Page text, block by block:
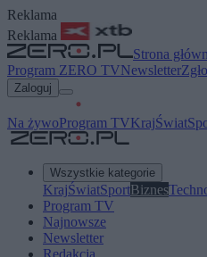
Reklama
Reklama
Strona
Program ZERO TVNewsletter
Zaloguj
Na żywoProgram TVKrajŚwiat
Wszystkie kategorie
KrajŚwiatSportBiznes
Program TV
Najnowsze
Newsletter
Redakcja